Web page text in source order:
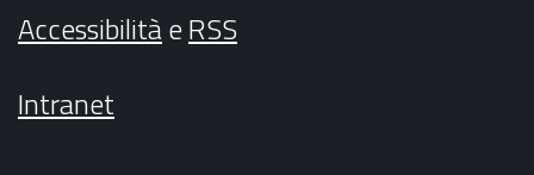
AccessibilitàeRSS
Intranet